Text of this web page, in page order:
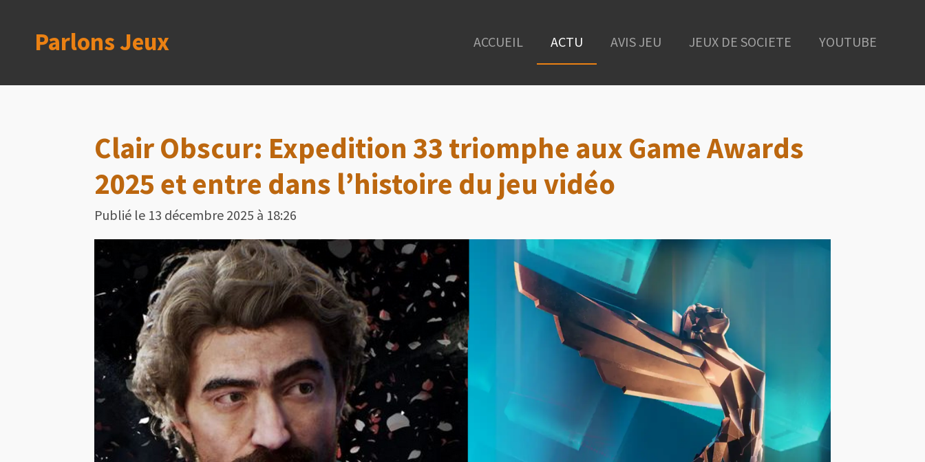
Parlons Jeux ACCUEIL ACTU AVIS JEU JEUX DE SOCIETE YOUTUBE
Clair Obscur: Expedition 33 triomphe aux Game Awards
2025 et entre dans l’histoire du jeu vidéo
Publié le 13 décembre 2025 à 18:26